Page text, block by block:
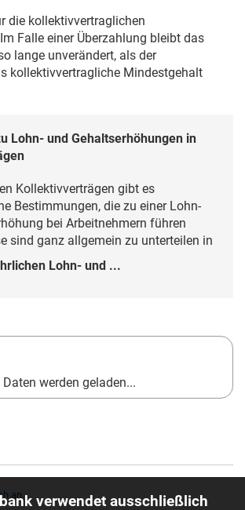
die kollektivvertraglichen
Falle einer Überzahlung bleibt das
lange unverändert, als der
kollektivvertragliche Mindestgehalt
Lohn- und Gehaltserhöhungen in
Kollektivverträgen gibt es
Bestimmungen, die zu einer Lohn-
bei Arbeitnehmern führen
sind ganz allgemein zu unterteilen in
Lohn- und ...
Daten werden geladen...
an. verwendet ausschließlich